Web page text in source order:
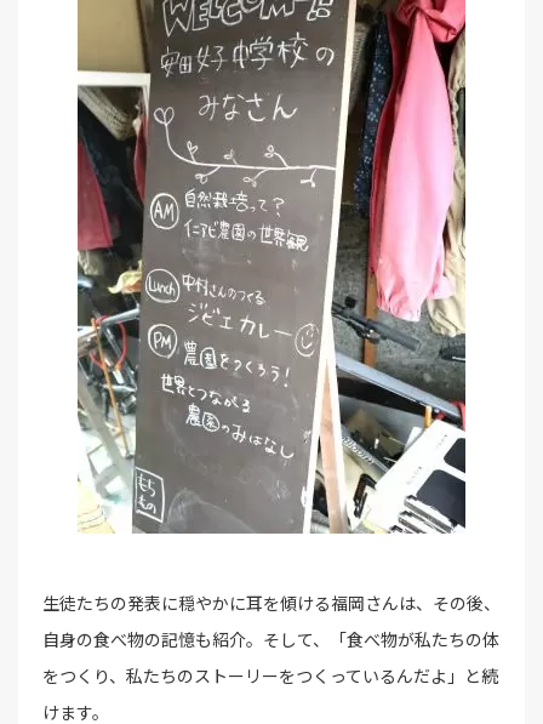
生徒たちの発表に穏やかに耳を傾ける福岡さんは、その後、
自身の食べ物の記憶も紹介。そして、「食べ物が私たちの体
をつくり、私たちのストーリーをつくっているんだよ」と続
けます。